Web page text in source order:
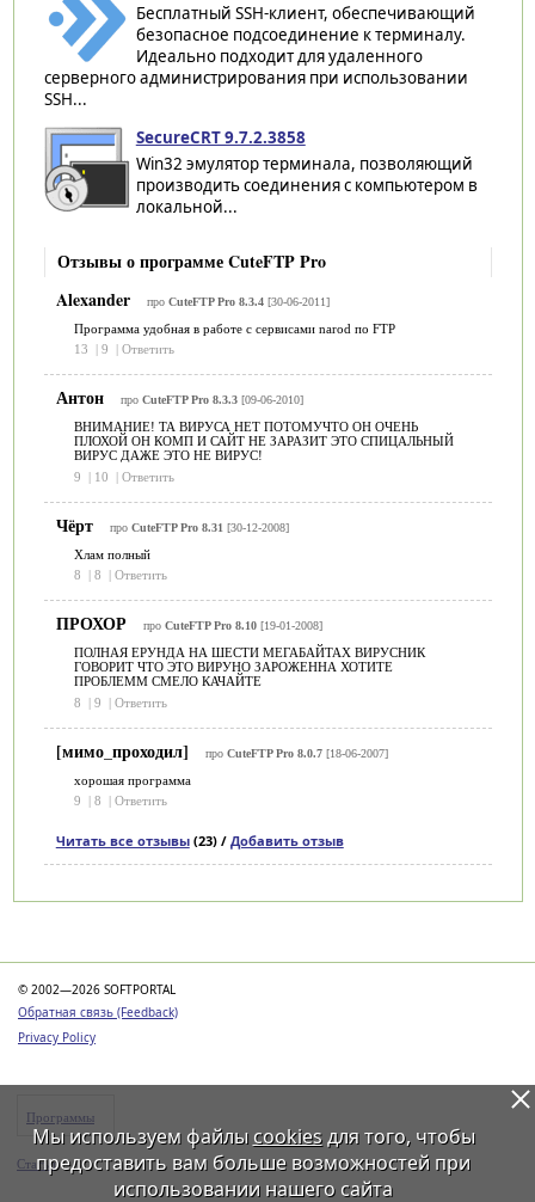
Бесплатный SSH-клиент, обеспечивающий
безопасное подсоединение к терминалу.
Идеально подходит для удаленного
серверного администрирования при использовании
SSH...
SecureCRT 9.7.2.3858
Win32 эмулятор терминала, позволяющий
производить соединения с компьютером в
локальной...
Отзывы о программе CuteFTP Pro
Alexander
про CuteFTP Pro 8.3.4[30-06-2011]
Программа удобная в работе с сервисами narod по FTP
13
9 Ответить
Антон про CuteFTP Pro 8.3.3[09-06-2010]
ВНИМАНИЕ! ТА ВИРУСА НЕТ ПОТОМУЧТО ОН ОЧЕНЬ
ПЛОХОЙ ОН КОМП И САЙТ НЕ ЗАРАЗИТ ЭТО СПИЦАЛЬНЫЙ
ВИРУС ДАЖЕ ЭТО НЕ ВИРУС!
9
| 10 | Ответить
Чёрт про CuteFTP Pro 8.31 [30-12-2008]
Хлам полный
8
8 Ответить
ПРОХОР про CuteFTP Pro 8.10[19-01-2008]
ПОЛНАЯ ЕРУНДА НА ШЕСТИ МЕГАБАЙТАХ ВИРУСНИК
ГОВОРИТ ЧТО ЭТО ВИРУНО ЗАРОЖЕННА ХОТИТЕ
ПРОБЛЕММ СМЕЛО КАЧАЙТЕ
8
| 9 | Ответить
[мимо_проходил] про CuteFTP Pro 8.0.7[18-06-2007]
хорошая программа
9
8 Ответить
Читать все отзывы(23) / Добавить отзыв
© 2002—2026 SOFTPORTAL
Обратная связь (Feedback)
Privacy Policy
Программы
Статьи
Мы используем файлы cookiesдля того, чтобы
предоставить вам больше возможностей при
использовании нашего сайта